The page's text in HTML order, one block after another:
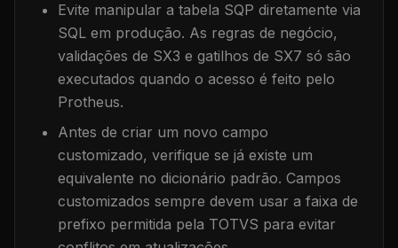
Evite manipular a tabela SQP diretamente via
SQL em produção. As regras de negócio,
validações de SX3 e gatilhos de SX7 só são
executados quando o acesso é feito pelo
Protheus.
Antes de criar um novo campo
customizado, verifique se já existe um
equivalente no dicionário padrão. Campos
customizados sempre devem usar a faixa de
prefixo permitida pela TOTVS para evitar